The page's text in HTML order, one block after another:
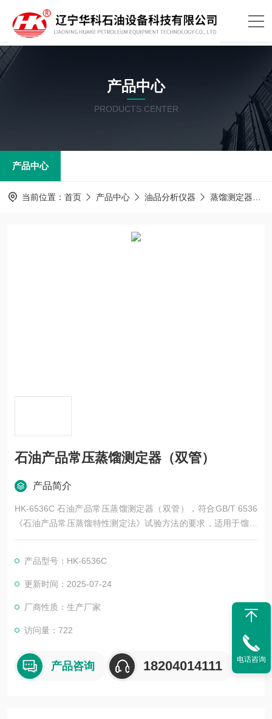
产品中心
PRODUCTS CENTER
产品中心
当前位置： 首页 产品中心 油品分析仪器 蒸馏测定器
石油产品常压蒸馏测定器（双管）
产品简介
HK-6536C 石油产品常压蒸馏测定器（双管），符合GB/T 6536
《石油产品常压蒸馏特性测定法》试验方法的要求，适用于馏分
燃料如天然汽油（稳定轻烃），轻质和中间馏分，车用火花点燃
和石油溶剂产品。
产品型号：HK-6536C
更新时间：2025-07-24
厂商性质：生产厂家
访问量：722
产品咨询 18204014111 电话咨询